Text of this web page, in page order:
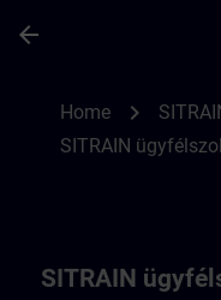
arrow_back
Home chevron_right
SITRAIN
SITRAIN